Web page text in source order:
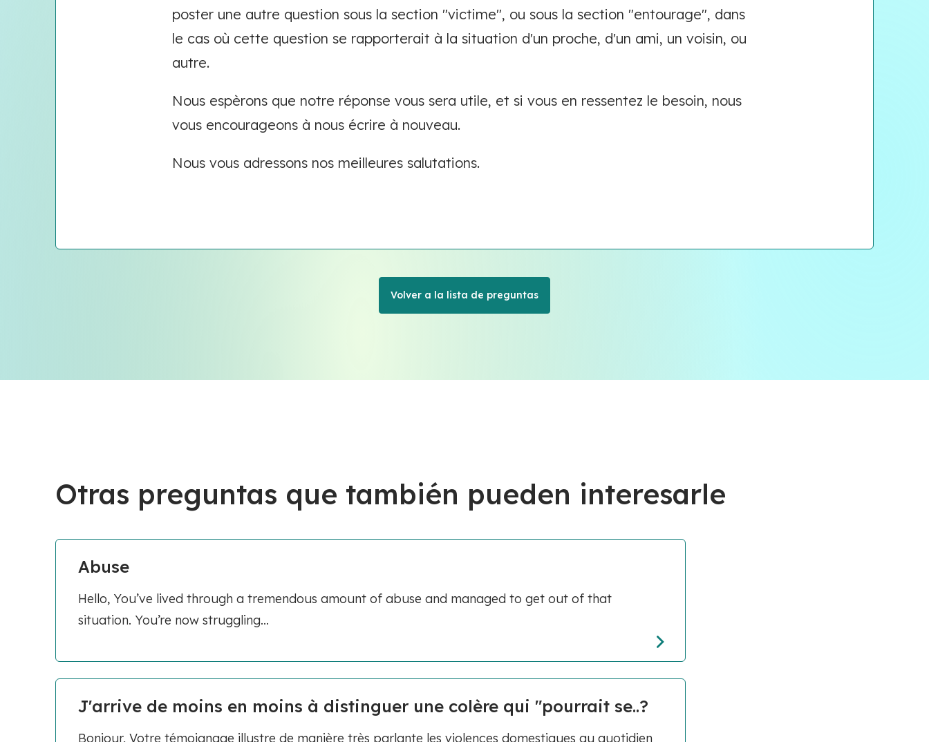
poster une autre question sous la section "victime", ou sous la section "entourage", dans
le cas où cette question se rapporterait à la situation d'un proche, d'un ami, un voisin, ou
autre.
Nous espèrons que notre réponse vous sera utile, et si vous en ressentez le besoin, nous
vous encourageons à nous écrire à nouveau.
Nous vous adressons nos meilleures salutations.
Volver a la lista de preguntas
Otras preguntas que también pueden interesarle
Abuse
Hello, You’ve lived through a tremendous amount of abuse and managed to get out of that
situation. You’re now struggling...
J'arrive de moins en moins à distinguer une colère qui "pourrait se..?
Bonjour, Votre témoignage illustre de manière très parlante les violences domestiques au quotidien